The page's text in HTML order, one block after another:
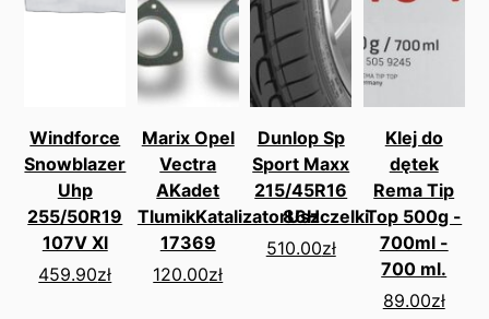
Windforce
Snowblazer
Uhp
255/50R19
107V Xl
459.90zł
Marix Opel
Vectra
AKadet
TlumikKatalizatorUszczelki
17369
120.00zł
Dunlop Sp
Sport Maxx
215/45R16
86H
510.00zł
Klej do
dętek
Rema Tip
Top 500g -
700ml -
700 ml.
89.00zł